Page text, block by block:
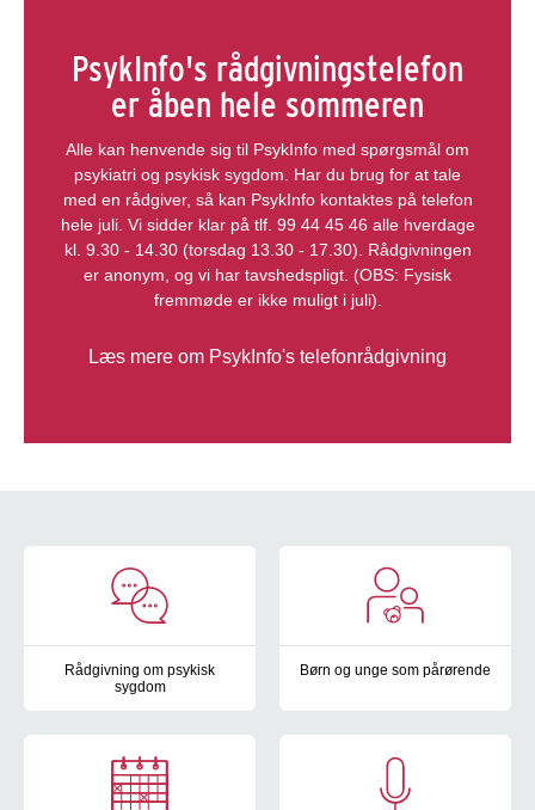
PsykInfo's rådgivningstelefon
er åben hele sommeren
Alle kan henvende sig til PsykInfo med spørgsmål om
psykiatri og psykisk sygdom. Har du brug for at tale
med en rådgiver, så kan PsykInfo kontaktes på telefon
hele juli. Vi sidder klar på tlf. 99 44 45 46 alle hverdage
kl. 9.30 - 14.30 (torsdag 13.30 - 17.30). Rådgivningen
er anonym, og vi har tavshedspligt. (OBS: Fysisk
fremmøde er ikke muligt i juli).
Læs mere om PsykInfo's telefonrådgivning
Rådgivning om psykisk
sygdom
Børn og unge som pårørende